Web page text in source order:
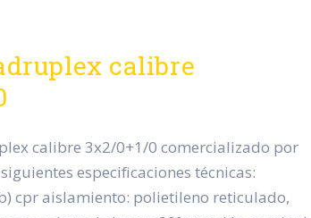
calibre
calibre 3x2/0+1/0 comercializado por
especificaciones técnicas:
cpr aislamiento: polietileno reticulado,